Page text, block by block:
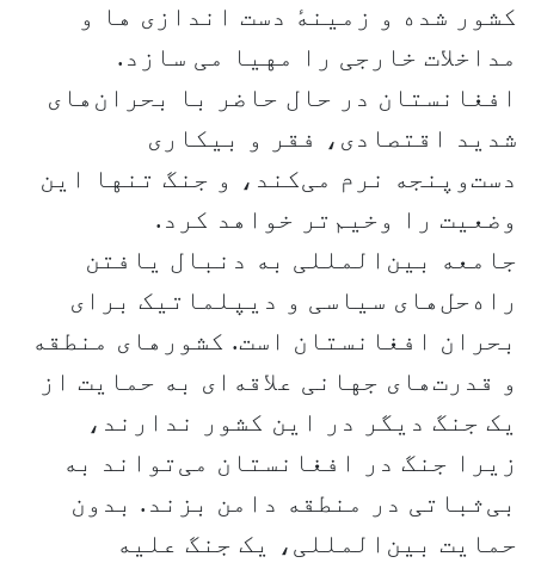
کشور شده و زمینهٔ دست اندازی ها و
مداخلات خارجی را مهیا می سازد.
افغانستان در حال حاضر با بحران‌های
شدید اقتصادی، فقر و بیکاری
دست‌وپنجه نرم می‌کند، و جنگ تنها این
وضعیت را وخیم‌تر خواهد کرد.
جامعه بین‌المللی به دنبال یافتن
راه‌حل‌های سیاسی و دیپلماتیک برای
بحران افغانستان است. کشورهای منطقه
و قدرت‌های جهانی علاقه‌ای به حمایت از
یک جنگ دیگر در این کشور ندارند،
زیرا جنگ در افغانستان می‌تواند به
بی‌ثباتی در منطقه دامن بزند. بدون
حمایت بین‌المللی، یک جنگ علیه